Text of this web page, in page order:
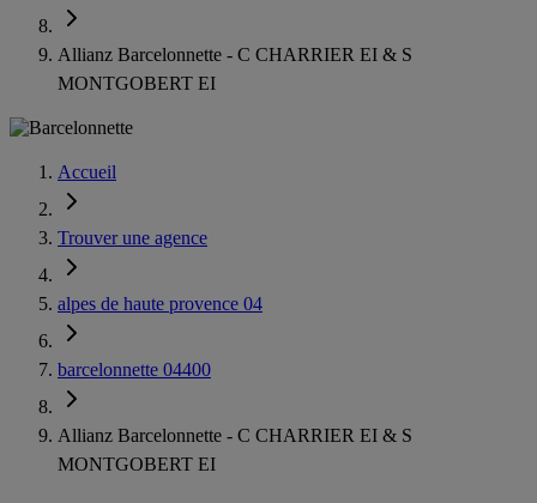
Allianz Barcelonnette - C CHARRIER EI & S
MONTGOBERT EI
Accueil
Trouver une agence
alpes de haute provence 04
barcelonnette 04400
Allianz Barcelonnette - C CHARRIER EI & S
MONTGOBERT EI